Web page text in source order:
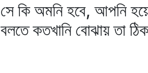
সে কি অমনি হবে, আপনি
বলতে কতখানি বোঝায় তা